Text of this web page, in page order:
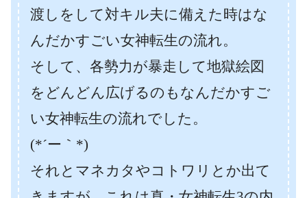
渡しをして対キル夫に備えた時はな
んだかすごい女神転生の流れ。
そして、各勢力が暴走して地獄絵図
をどんどん広げるのもなんだかすご
い女神転生の流れでした。
(*´ー｀*)
それとマネカタやコトワリとか出て